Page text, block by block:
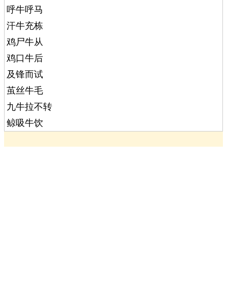
呼牛呼马
汗牛充栋
鸡尸牛从
鸡口牛后
及锋而试
茧丝牛毛
九牛拉不转
鲸吸牛饮